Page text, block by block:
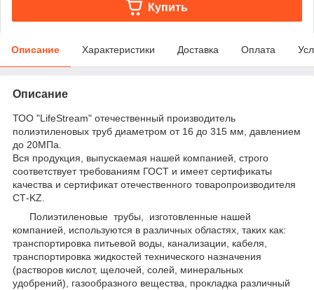
Купить
Описание Характеристики Доставка Оплата
Описание
ТОО "LifeStream" отечественный производитель
полиэтиленовых труб диаметром от 16 до 315 мм, давлением
до 20МПа.
Вся продукция, выпускаемая нашей компанией, строго
соответствует требованиям ГОСТ и имеет сертификаты
качества и сертификат отечественного товаропроизводителя
СТ-KZ.
Полиэтиленовые трубы, изготовленные нашей
компанией, используются в различных областях, таких как:
транспортировка питьевой воды, канализации, кабеля,
транспортировка жидкостей технического назначения
(растворов кислот, щелочей, солей, минеральных
удобрений), газообразного вещества, прокладка различный